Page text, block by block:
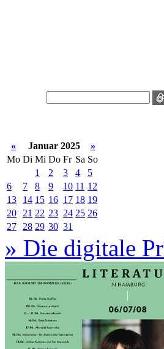
« Januar 2025
»
Mo Di Mi Do Fr Sa So
1
2 3 4
5
6
7 8 9 10 11 12
13
14 15 16 17 18 19
20
21 22 23 24 25 26
27
28 29 30 31
» Die digitale